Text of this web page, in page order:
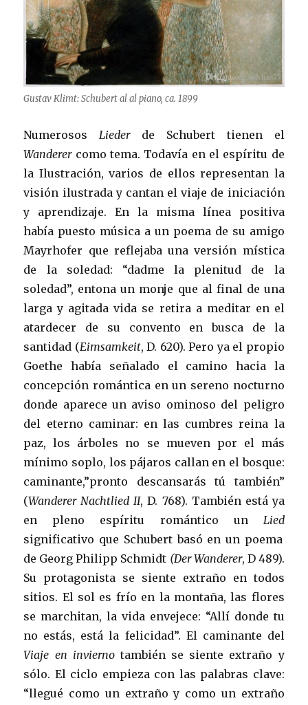
Gustav Klimt: Schubert al al piano, ca. 1899
NumerososLieder de Schubert tienen el
Wanderercomo tema. Todavía en el espíritu de
la Ilustración, varios de ellos representan la
visión ilustrada y cantan el viaje de iniciación
y aprendizaje. En la misma línea positiva
había puesto música a un poema de su amigo
Mayrhofer que reflejaba una versión mística
de la soledad: “dadme la plenitud de la
soledad”, entona un monje que al final de una
larga y agitada vida se retira a meditar en el
atardecer de su convento en busca de la
santidad (Eimsamkeit, D. 620). Pero ya el propio
Goethe había señalado el camino hacia la
concepción romántica en un sereno nocturno
donde aparece un aviso ominoso del peligro
del eterno caminar: en las cumbres reina la
paz, los árboles no se mueven por el más
mínimo soplo, los pájaros callan en el bosque:
caminante,”pronto descansarás tú también”
(Wanderer Nachtlied II, D. 768). También está ya
en pleno espíritu romántico unLied
significativo que Schubert basó en un poema
de Georg Philipp Schmidt (Der Wanderer, D 489).
Su protagonista se siente extraño en todos
sitios. El sol es frío en la montaña, las flores
se marchitan, la vida envejece: “Allí donde tu
no estás, está la felicidad”. El caminante del
Viaje en invierno también se siente extraño y
sólo. El ciclo empieza con las palabras clave:
“llegué como un extraño y como un extraño